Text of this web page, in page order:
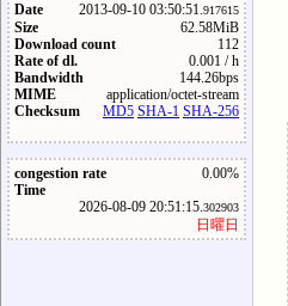
Date 2013-09-10 03:50:51.917615
Size
62.58MiB
Download count
112
Rate of dl.
0.001 / h
Bandwidth
144.26bps
MIME
application/octet-stream
Checksum
MD5 SHA-1 SHA-256
congestion rate
0.00%
Time
2026-08-09 20:51:15.302903
日曜日